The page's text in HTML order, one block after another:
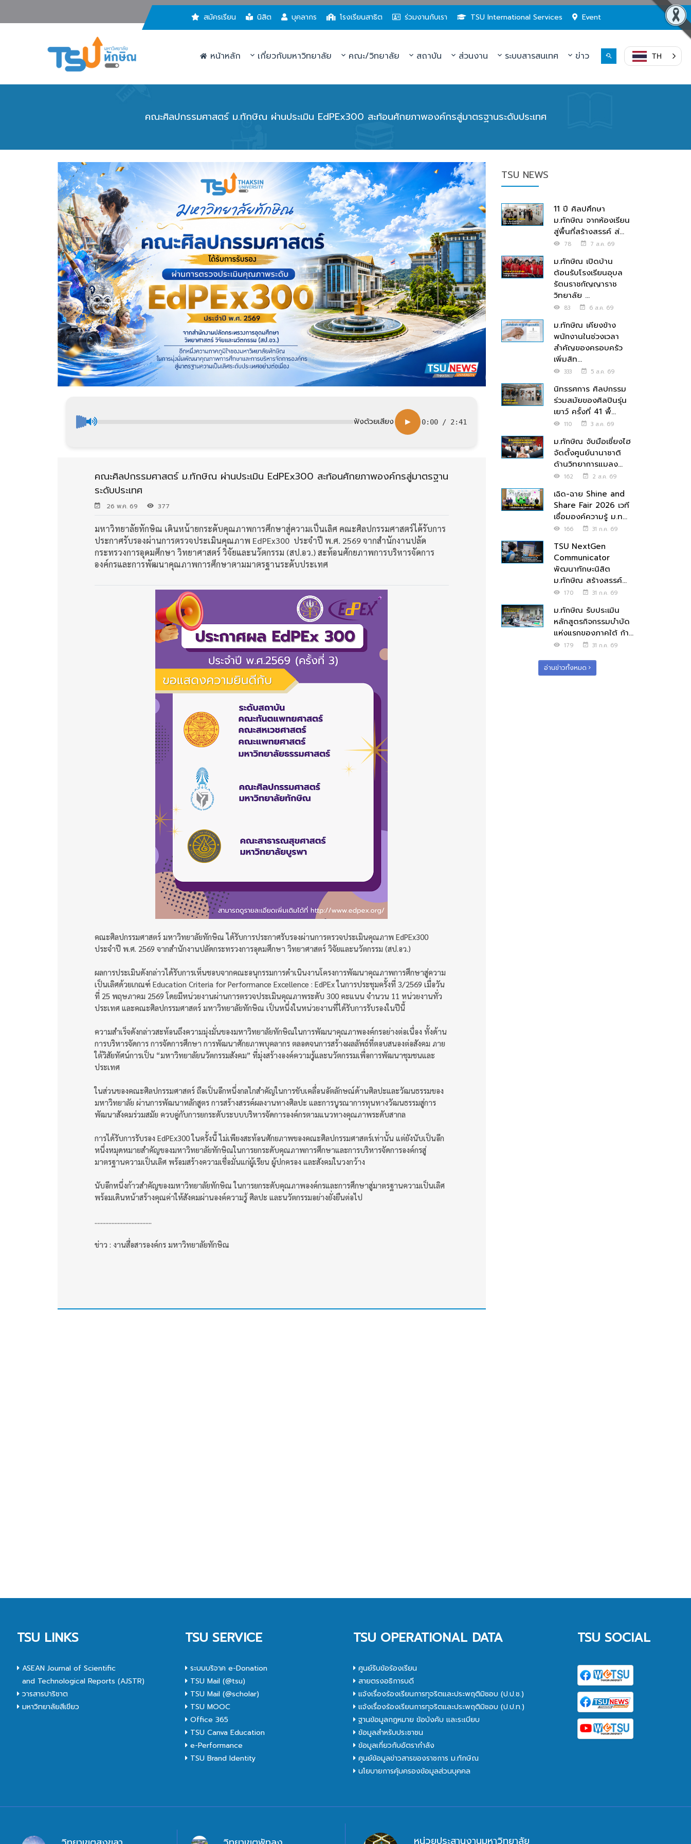
สมัครเรียน นิสิต บุคลากร โรงเรียนสาธิต ร่วมงานกับเรา TSU International Services Event
หน้าหลัก เกี่ยวกับมหาวิทยาลัย คณะ/วิทยาลัย สถาบัน ส่วนงาน ระบบสารสนเทศ ข่าว TH
คณะศิลปกรรมศาสตร์ ม.ทักษิณ ผ่านประเมิน EdPEx300 สะท้อนศักยภาพองค์กรสู่มาตรฐานระดับประเทศ
ฟังด้วยเสียง ▶ 0:00 / 2:41
คณะศิลปกรรมศาสตร์ ม.ทักษิณ ผ่านประเมิน EdPEx300 สะท้อนศักยภาพองค์กรสู่มาตรฐาน
ระดับประเทศ
26 พ.ค. 69 377
มหาวิทยาลัยทักษิณ เดินหน้ายกระดับคุณภาพการศึกษาสู่ความเป็นเลิศ คณะศิลปกรรมศาสตร์ได้รับการ
ประกาศรับรองผ่านการตรวจประเมินคุณภาพ EdPEx300 ประจำปี พ.ศ. 2569 จากสำนักงานปลัด
กระทรวงการอุดมศึกษา วิทยาศาสตร์ วิจัยและนวัตกรรม (สป.อว.) สะท้อนศักยภาพการบริหารจัดการ
องค์กรและการพัฒนาคุณภาพการศึกษาตามมาตรฐานระดับประเทศ
คณะศิลปกรรมศาสตร์ มหาวิทยาลัยทักษิณ ได้รับการประกาศรับรองผ่านการตรวจประเมินคุณภาพ EdPEx300
ประจำปี พ.ศ. 2569 จากสำนักงานปลัดกระทรวงการอุดมศึกษา วิทยาศาสตร์ วิจัยและนวัตกรรม (สป.อว.)
ผลการประเมินดังกล่าวได้รับการเห็นชอบจากคณะอนุกรรมการดำเนินงานโครงการพัฒนาคุณภาพการศึกษาสู่ความ
เป็นเลิศด้วยเกณฑ์ Education Criteria for Performance Excellence : EdPEx ในการประชุมครั้งที่ 3/2569 เมื่อวัน
ที่ 25 พฤษภาคม 2569 โดยมีหน่วยงานผ่านการตรวจประเมินคุณภาพระดับ 300 คะแนน จำนวน 11 หน่วยงานทั่ว
ประเทศ และคณะศิลปกรรมศาสตร์ มหาวิทยาลัยทักษิณ เป็นหนึ่งในหน่วยงานที่ได้รับการรับรองในปีนี้
ความสำเร็จดังกล่าวสะท้อนถึงความมุ่งมั่นของมหาวิทยาลัยทักษิณในการพัฒนาคุณภาพองค์กรอย่างต่อเนื่อง ทั้งด้าน
การบริหารจัดการ การจัดการศึกษา การพัฒนาศักยภาพบุคลากร ตลอดจนการสร้างผลลัพธ์ที่ตอบสนองต่อสังคม ภาย
ใต้วิสัยทัศน์การเป็น “มหาวิทยาลัยนวัตกรรมสังคม” ที่มุ่งสร้างองค์ความรู้และนวัตกรรมเพื่อการพัฒนาชุมชนและ
ประเทศ
ในส่วนของคณะศิลปกรรมศาสตร์ ถือเป็นอีกหนึ่งกลไกสำคัญในการขับเคลื่อนอัตลักษณ์ด้านศิลปะและวัฒนธรรมของ
มหาวิทยาลัย ผ่านการพัฒนาหลักสูตร การสร้างสรรค์ผลงานทางศิลปะ และการบูรณาการทุนทางวัฒนธรรมสู่การ
พัฒนาสังคมร่วมสมัย ควบคู่กับการยกระดับระบบบริหารจัดการองค์กรตามแนวทางคุณภาพระดับสากล
การได้รับการรับรอง EdPEx300 ในครั้งนี้ ไม่เพียงสะท้อนศักยภาพของคณะศิลปกรรมศาสตร์เท่านั้น แต่ยังนับเป็นอีก
หนึ่งหมุดหมายสำคัญของมหาวิทยาลัยทักษิณในการยกระดับคุณภาพการศึกษาและการบริหารจัดการองค์กรสู่
มาตรฐานความเป็นเลิศ พร้อมสร้างความเชื่อมั่นแก่ผู้เรียน ผู้ปกครอง และสังคมในวงกว้าง
นับอีกหนึ่งก้าวสำคัญของมหาวิทยาลัยทักษิณ ในการยกระดับคุณภาพองค์กรและการศึกษาสู่มาตรฐานความเป็นเลิศ
พร้อมเดินหน้าสร้างคุณค่าให้สังคมผ่านองค์ความรู้ ศิลปะ และนวัตกรรมอย่างยั่งยืนต่อไป
ข่าว : งานสื่อสารองค์กร มหาวิทยาลัยทักษิณ
TSU NEWS
11 ปี ศิลปศึกษา
ม.ทักษิณ จากห้องเรียน
สู่พื้นที่สร้างสรรค์ ส่...
78 7 ส.ค. 69
ม.ทักษิณ เปิดบ้าน
ต้อนรับโรงเรียนอุบล
รัตนราชกัญญาราช
วิทยาลัย ...
83 6 ส.ค. 69
ม.ทักษิณ เคียงข้าง
พนักงานในช่วงเวลา
สำคัญของครอบครัว
เพิ่มสิท...
333 5 ส.ค. 69
นิทรรศการ ศิลปกรรม
ร่วมสมัยของศิลปินรุ่น
เยาว์ ครั้งที่ 41 พื้...
110 3 ส.ค. 69
ม.ทักษิณ จับมือเซี่ยงไฮ
จัดตั้งศูนย์นานาชาติ
ด้านวิทยาการแมลง...
162 2 ส.ค. 69
เฉิด-ฉาย Shine and
Share Fair 2026 เวที
เชื่อมองค์ความรู้ ม.ท...
166 31 ก.ค. 69
TSU NextGen
Communicator
พัฒนาทักษะนิสิต
ม.ทักษิณ สร้างสรรค์...
170 31 ก.ค. 69
ม.ทักษิณ รับประเมิน
หลักสูตรกิจกรรมบำบัด
แห่งแรกของภาคใต้ ก้า...
179 31 ก.ค. 69
อ่านข่าวทั้งหมด
TSU LINKS
ASEAN Journal of Scientific
and Technological Reports (AJSTR)
วารสารปาริชาต
มหาวิทยาลัยสีเขียว
TSU SERVICE
ระบบบริจาค e-Donation
TSU Mail (@tsu)
TSU Mail (@scholar)
TSU MOOC
Office 365
TSU Canva Education
e-Performance
TSU Brand Identity
TSU OPERATIONAL DATA
ศูนย์รับข้อร้องเรียน
สายตรงอธิการบดี
แจ้งเรื่องร้องเรียนการทุจริตและประพฤติมิชอบ (ป.ป.ช.)
แจ้งเรื่องร้องเรียนการทุจริตและประพฤติมิชอบ (ป.ป.ท.)
ฐานข้อมูลกฎหมาย ข้อบังคับ และระเบียบ
ข้อมูลสำหรับประชาชน
ข้อมูลเกี่ยวกับอัตรากำลัง
ศูนย์ข้อมูลข่าวสารของราชการ ม.ทักษิณ
นโยบายการคุ้มครองข้อมูลส่วนบุคคล
TSU SOCIAL
หน่วยประสานงานมหาวิทยาลัย